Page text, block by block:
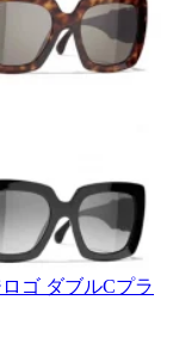
ゴ ダブルCプラ